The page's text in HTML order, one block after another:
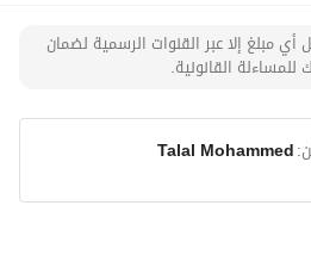
القصيرة
أي مبلغ إلا عبر القنوات الرسمية لضمان
القانونية.
Talal Mohammed